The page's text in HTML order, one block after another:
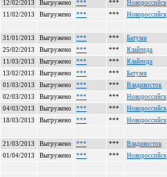
12/02/2013
Выгружено *** *** Новороссийск
11/02/2013
Выгружено *** *** Новороссийск
31/01/2013
Выгружено *** *** Батуми
25/02/2013
Выгружено *** *** Клайпеда
11/03/2013
Выгружено *** *** Клайпеда
13/02/2013
Выгружено *** *** Батуми
01/03/2013
Выгружено *** *** Владивосток
02/03/2013
Выгружено *** *** Новороссийск
04/03/2013
Выгружено *** *** Новороссийск
18/03/2013
Выгружено *** *** Новороссийск
21/03/2013
Выгружено *** *** Владивосток
01/04/2013
Выгружено *** *** Новороссийск